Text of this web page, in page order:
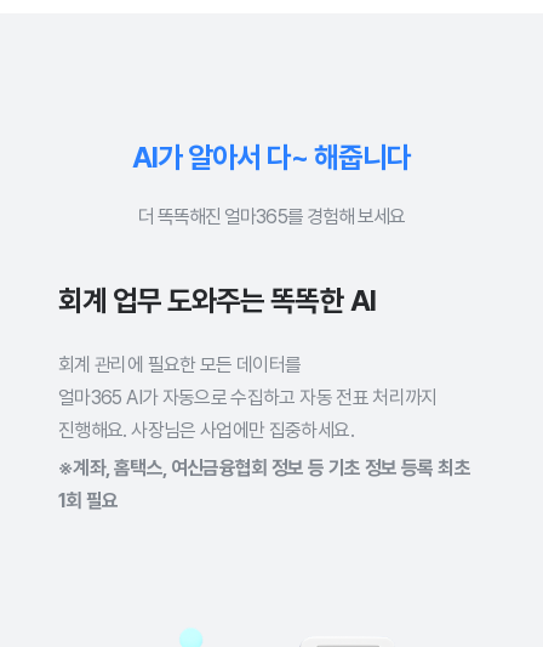
AI가 알아서 다~ 해줍니다
더 똑똑해진 얼마365를 경험해 보세요
회계 업무 도와주는 똑똑한 AI
회계 관리에 필요한 모든 데이터를
얼마365 AI가 자동으로 수집하고 자동 전표 처리까지
진행해요. 사장님은 사업에만 집중하세요.
※계좌, 홈택스, 여신금융협회 정보 등 기초 정보 등록 최초
1회 필요